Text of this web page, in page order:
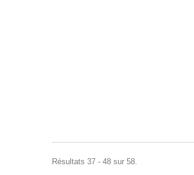
Résultats 37 - 48 sur 58.